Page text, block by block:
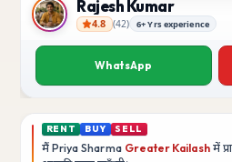
Rajesh Kumar
Rajesh Kumar
4.8 (42) 6+ Yrs experience
WhatsApp
RENT BUY SELL
मैं Priya Sharma Greater Kailashमें